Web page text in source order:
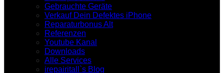
Gebrauchte Geräte
Verkauf Dein Defektes iPhone
Reparaturbonus Alt
Referenzen
Youtube Kanal
Downloads
Alle Services
irepairitall`s Blog